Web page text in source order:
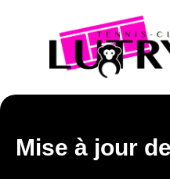
Mise à jour